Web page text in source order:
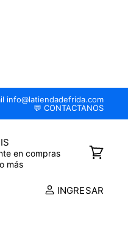
info@latiendadefrida.com
💬 CONTACTANOS
en compras
más
INGRESAR